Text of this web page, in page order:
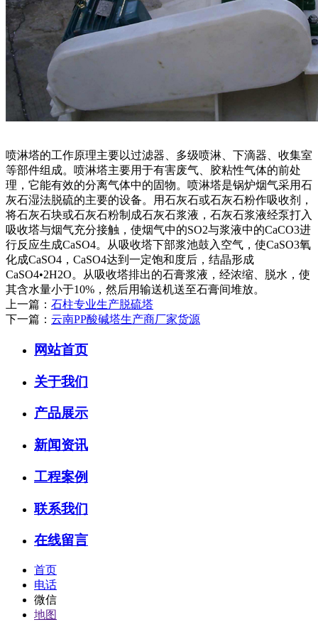
喷淋塔的工作原理主要以过滤器、多级喷淋、下滴器、收集室
等部件组成。喷淋塔主要用于有害废气、胶粘性气体的前处
理，它能有效的分离气体中的固物。喷淋塔是锅炉烟气采用石
灰石湿法脱硫的主要的设备。用石灰石或石灰石粉作吸收剂，
将石灰石块或石灰石粉制成石灰石浆液，石灰石浆液经泵打入
吸收塔与烟气充分接触，使烟气中的SO2与浆液中的CaCO3进
行反应生成CaSO4。从吸收塔下部浆池鼓入空气，使CaSO3氧
化成CaSO4，CaSO4达到一定饱和度后，结晶形成
CaSO4•2H2O。从吸收塔排出的石膏浆液，经浓缩、脱水，使
其含水量小于10%，然后用输送机送至石膏间堆放。
上一篇： 石柱专业生产脱硫塔
下一篇： 云南PP酸碱塔生产商厂家货源
网站首页
关于我们
产品展示
新闻资讯
工程案例
联系我们
在线留言
首页
电话
微信
地图